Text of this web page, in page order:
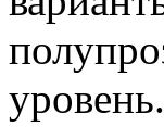
уровень.